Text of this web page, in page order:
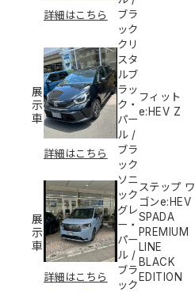
詳細はこちら
ブラ
ック
展
示
車
詳細はこちら
クリ
スタ
ルブ
ラッ
ク・
パー
ル/
ブラ
ック
フィット
e:HEV Z
展
示
車
詳細はこちら
ソニ
ック
グレ
ー・
パー
ル/
ブラ
ック
ステップ ワ
ゴンe:HEV
SPADA
PREMIUM
LINE
BLACK
EDITION